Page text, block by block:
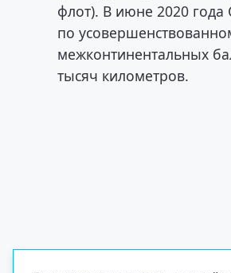
флот). В июне 2020 года
по
межконтинентальных
тысяч километров.